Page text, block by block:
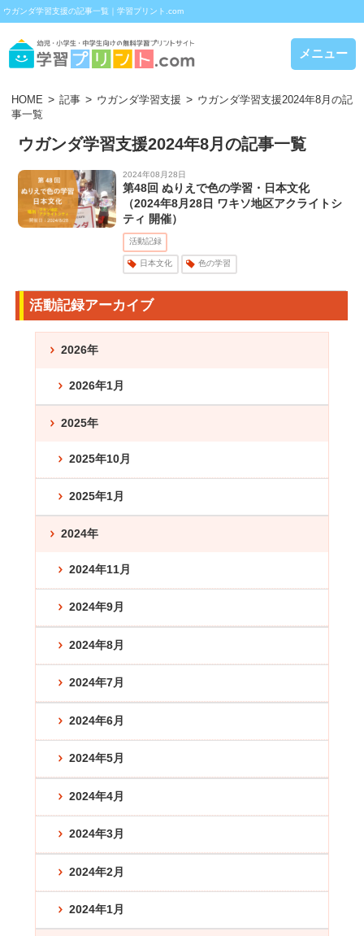
ウガンダ学習支援の記事一覧｜学習プリント.com
メニュー
HOME 記事 ウガンダ学習支援
ウガンダ学習支援2024年8月の記
事一覧
ウガンダ学習支援2024年8月の記事一覧
2024年08月28日
第48回 ぬりえで色の学習・日本文化
（2024年8月28日 ワキソ地区アクライトシ
ティ 開催）
活動記録
日本文化 色の学習
活動記録アーカイブ
2026年
2026年1月
2025年
2025年10月
2025年1月
2024年
2024年11月
2024年9月
2024年8月
2024年7月
2024年6月
2024年5月
2024年4月
2024年3月
2024年2月
2024年1月